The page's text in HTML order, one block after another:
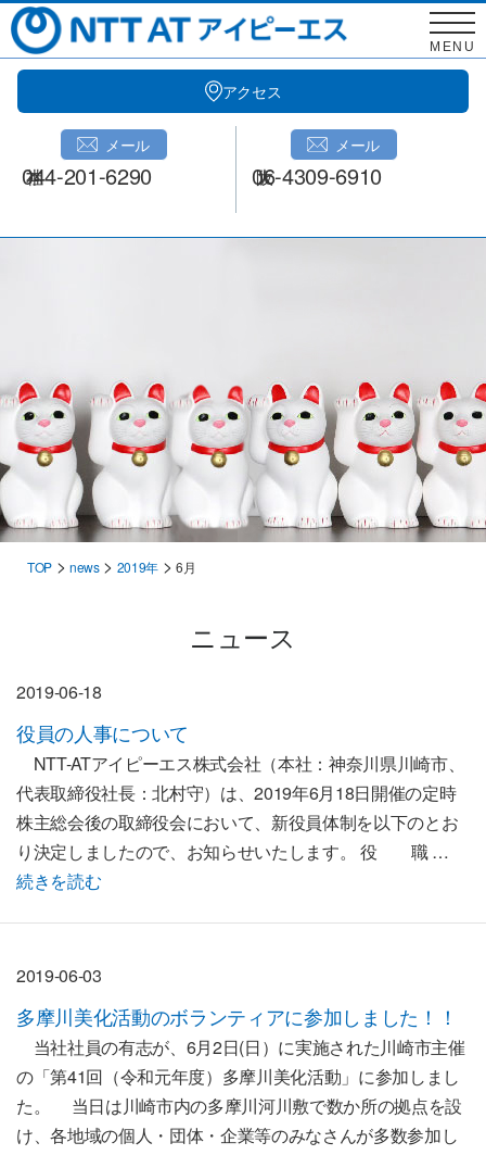
Skip
to
content
アクセス
メール
044-201-6290
メール
06-4309-6910
MENU
TOP > news> 2019年> 6月
ニュース
2019-06-18
役員の人事について
NTT-ATアイピーエス株式会社（本社：神奈川県川崎市、
代表取締役社長：北村守）は、2019年6月18日開催の定時
株主総会後の取締役会において、新役員体制を以下のとお
り決定しましたので、お知らせいたします。 役 職 …
続きを読む
2019-06-03
多摩川美化活動のボランティアに参加しました！！
当社社員の有志が、6月2日(日）に実施された川崎市主催
の「第41回（令和元年度）多摩川美化活動」に参加しまし
た。 当日は川崎市内の多摩川河川敷で数か所の拠点を設
け、各地域の個人・団体・企業等のみなさんが多数参加し